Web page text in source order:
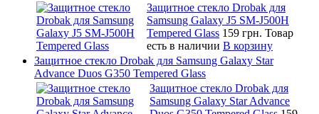
Защитное стекло Drobak для
Samsung Galaxy J5 SM-J500H
Tempered Glass 159 грн. Товар
есть в наличии В корзину
Защитное стекло Drobak для Samsung Galaxy Star
Advance Duos G350 Tempered Glass
Защитное стекло Drobak для
Samsung Galaxy Star Advance